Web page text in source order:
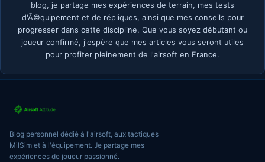
blog, je partage mes expériences de terrain, mes tests
d'Ã©quipement et de répliques, ainsi que mes conseils pour
progresser dans cette discipline. Que vous soyez débutant ou
joueur confirmé, j'espère que mes articles vous seront utiles
pour profiter pleinement de l'airsoft en France.
Blog personnel dédié à l'airsoft, aux tactiques
MilSim et à l'équipement. Je partage mes
expériences de joueur passionné.